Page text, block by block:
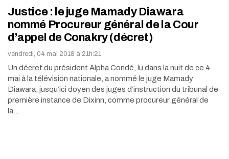
Justice : le juge Mamady Diawara
nommé Procureur général de la Cour
d’appel de Conakry (décret)
vendredi, 04 mai 2018 à 21h:21
Un décret du président Alpha Condé, lu dans la nuit de ce 4
mai à la télévision nationale, a nommé le juge Mamady
Diawara, jusqu’ici doyen des juges d’instruction du tribunal de
première instance de Dixinn, comme procureur général de
la…